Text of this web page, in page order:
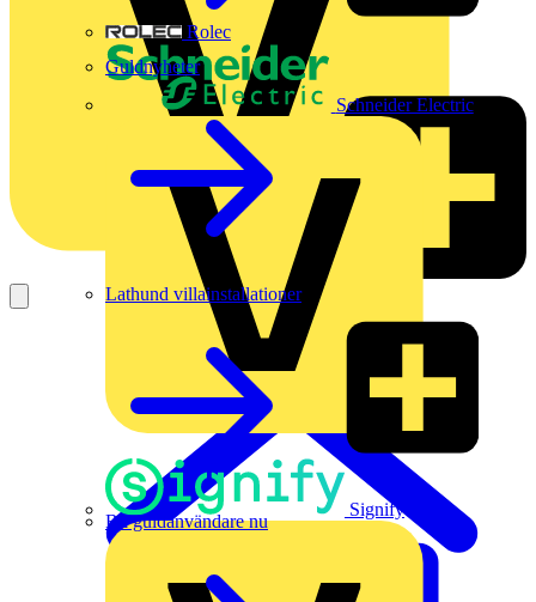
Rolec
Schneider Electric
Signify
Guldnyheter
Lathund villainstallationer
Bli guldanvändare nu